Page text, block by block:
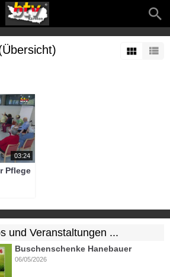
03:24
Pflege
und Veranstaltungen ...
Buschenschenke Hanebauer
06/05/2026